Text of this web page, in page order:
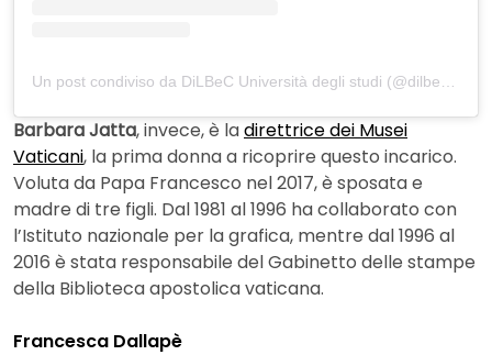
Barbara Jatta, invece, è ladirettrice dei Musei
Vaticani, la prima donna a ricoprire questo incarico.
Voluta da Papa Francesco nel 2017, è sposata e
madre di tre figli. Dal 1981 al 1996 ha collaborato con
l’Istituto nazionale per la grafica, mentre dal 1996 al
2016 è stata responsabile del Gabinetto delle stampe
della Biblioteca apostolica vaticana.
Francesca Dallapè